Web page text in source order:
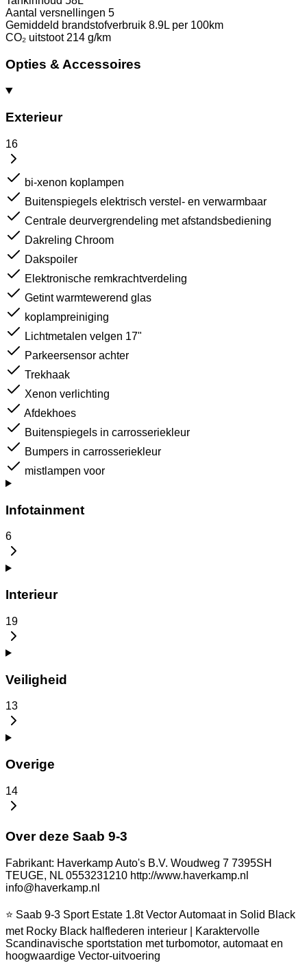
Aantal versnellingen 5
Gemiddeld brandstofverbruik 8.9L per 100km
CO₂ uitstoot 214 g/km
Opties & Accessoires
Exterieur
16
bi-xenon koplampen
Buitenspiegels elektrisch verstel- en verwarmbaar
Centrale deurvergrendeling met afstandsbediening
Dakreling Chroom
Dakspoiler
Elektronische remkrachtverdeling
Getint warmtewerend glas
koplampreiniging
Lichtmetalen velgen 17"
Parkeersensor achter
Trekhaak
Xenon verlichting
Afdekhoes
Buitenspiegels in carrosseriekleur
Bumpers in carrosseriekleur
mistlampen voor
Infotainment
6
Interieur
19
Veiligheid
13
Overige
14
Over deze Saab 9-3
Fabrikant: Haverkamp Auto's B.V. Woudweg 7 7395SH
TEUGE, NL 0553231210 http://www.haverkamp.nl
info@haverkamp.nl
⭐ Saab 9-3 Sport Estate 1.8t Vector Automaat in Solid Black
met Rocky Black halflederen interieur | Karaktervolle
Scandinavische sportstation met turbomotor, automaat en
hoogwaardige Vector-uitvoering